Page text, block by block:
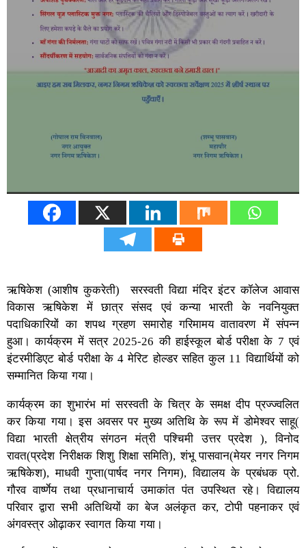
ऋषिकेश (आशीष कुकरेती) सरस्वती विद्या मंदिर इंटर कॉलेज आवास
विकास ऋषिकेश में छात्र संसद एवं कन्या भारती के नवनियुक्त
पदाधिकारियों का शपथ ग्रहण समारोह गरिमामय वातावरण में संपन्न
हुआ। कार्यक्रम में सत्र 2025-26 की हाईस्कूल बोर्ड परीक्षा के 7 एवं
इंटरमीडिएट बोर्ड परीक्षा के 4 मेरिट होल्डर सहित कुल 11 विद्यार्थियों को
सम्मानित किया गया।
कार्यक्रम का शुभारंभ मां सरस्वती के चित्र के समक्ष दीप प्रज्ज्वलित
कर किया गया। इस अवसर पर मुख्य अतिथि के रूप में डोमेश्वर साहू(
विद्या भारती क्षेत्रीय संगठन मंत्री पश्चिमी उत्तर प्रदेश ), विनोद
रावत(प्रदेश निरीक्षक शिशु शिक्षा समिति), शंभू पासवान(मेयर नगर निगम
ऋषिकेश), माधवी गुप्ता(पार्षद नगर निगम), विद्यालय के प्रबंधक प्रो.
गौरव वार्ष्णेय तथा प्रधानाचार्य उमाकांत पंत उपस्थित रहे। विद्यालय
परिवार द्वारा सभी अतिथियों का बेज अलंकृत कर, टोपी पहनाकर एवं
अंगवस्त्र ओढ़ाकर स्वागत किया गया।